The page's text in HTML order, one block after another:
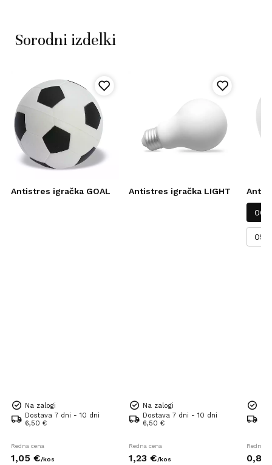
Sorodni izdelki
Antistres igračka GOAL
Na zalogi
Dostava 7 dni - 10 dni
6,50 €
Redna cena
1,05 €/kos
Antistres igračka LIGHT
Na zalogi
Dostava 7 dni - 10 dni
6,50 €
Redna cena
1,23 €/kos
06-
05-
Redna
0,82